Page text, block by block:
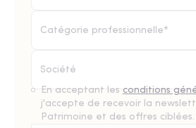
Catégorie professionnelle*
En acceptant les conditions
j'accepte de recevoir la
Patrimoine et des offres ciblées.